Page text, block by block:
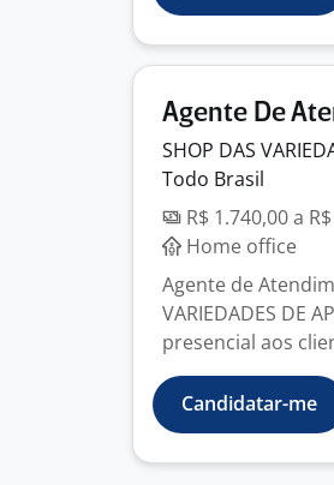
Agente De
SHOP DAS
Todo Brasil
R$ 1.740,00 a
Home office
Agente de
VARIEDADES DE
presencial aos
Candidatar-me